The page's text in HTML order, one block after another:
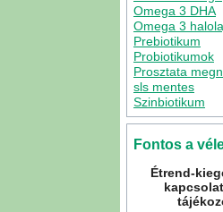
Omega 3 DHA
Omega 3
Prebiotikum
Probiotikumok
Prosztata
sls mentes
Szinbiotikum
Fontos a
Étrend-